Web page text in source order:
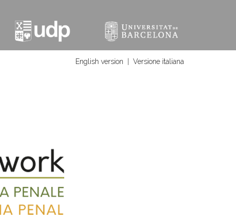
English version Versione italiana